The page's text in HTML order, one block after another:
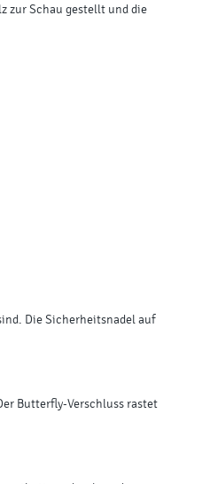
zur Schau gestellt und die
Die Sicherheitsnadel auf
Butterfly-Verschluss rastet